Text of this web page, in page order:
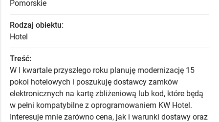
Pomorskie
Rodzaj obiektu:
Hotel
Treść:
W I kwartale przyszłego roku planuję modernizację 15
pokoi hotelowych i poszukuję dostawcy zamków
elektronicznych na kartę zbliżeniową lub kod, które będą
w pełni kompatybilne z oprogramowaniem KW Hotel.
Interesuje mnie zarówno cena, jak i warunki dostawy oraz